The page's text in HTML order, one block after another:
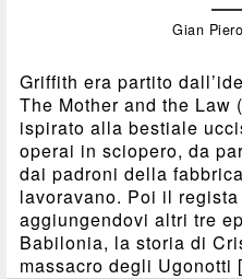
Gian
Griffith era partito
The Mother and the Law
ispirato alla bestiale
operai in sciopero, da
dai padroni della
lavoravano. Poi il
aggiungendovi altri tre
Babilonia, la storia di
massacro degli Ugonotti